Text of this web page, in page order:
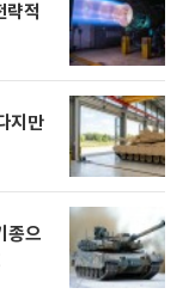
략적
지만
종으